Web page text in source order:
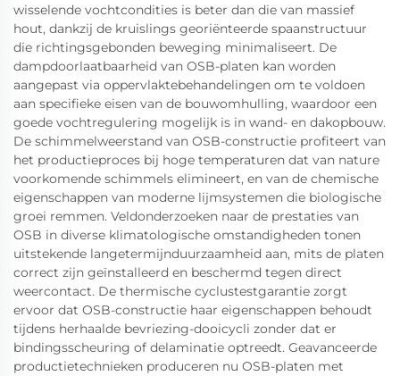
wisselende vochtcondities is beter dan die van massief
hout, dankzij de kruislings georiënteerde spaanstructuur
die richtingsgebonden beweging minimaliseert. De
dampdoorlaatbaarheid van OSB-platen kan worden
aangepast via oppervlaktebehandelingen om te voldoen
aan specifieke eisen van de bouwomhulling, waardoor een
goede vochtregulering mogelijk is in wand- en dakopbouw.
De schimmelweerstand van OSB-constructie profiteert van
het productieproces bij hoge temperaturen dat van nature
voorkomende schimmels elimineert, en van de chemische
eigenschappen van moderne lijmsystemen die biologische
groei remmen. Veldonderzoeken naar de prestaties van
OSB in diverse klimatologische omstandigheden tonen
uitstekende langetermijnduurzaamheid aan, mits de platen
correct zijn geïnstalleerd en beschermd tegen direct
weercontact. De thermische cyclustestgarantie zorgt
ervoor dat OSB-constructie haar eigenschappen behoudt
tijdens herhaalde bevriezing-dooicycli zonder dat er
bindingsscheuring of delaminatie optreedt. Geavanceerde
productietechnieken produceren nu OSB-platen met